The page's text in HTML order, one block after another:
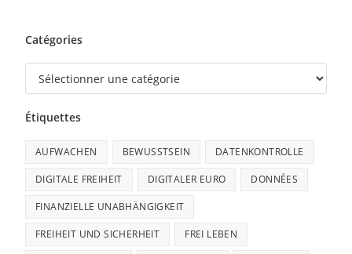
Catégories
Étiquettes
AUFWACHEN BEWUSSTSEIN DATENKONTROLLE
DIGITALE FREIHEIT DIGITALER EURO DONNÉES
FINANZIELLE UNABHÄNGIGKEIT
FREIHEIT UND SICHERHEIT FREI LEBEN